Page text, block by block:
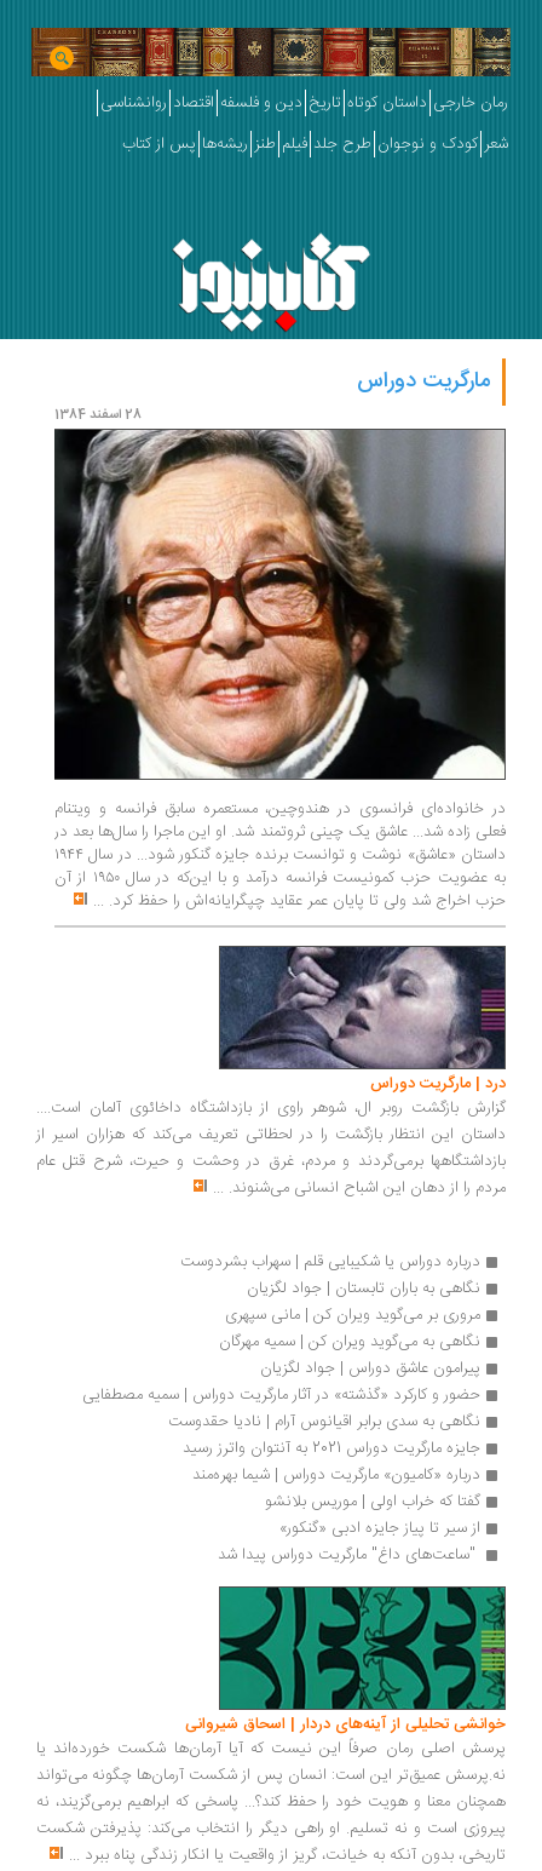
رمان خارجی داستان کوتاه تاریخ دین و فلسفه اقتصاد روانشناسی
شعر کودک و نوجوان طرح جلد فیلم طنز ریشه‌ها پس از کتاب
مارگریت دوراس
28 اسفند 1384
در خانواده‌ای فرانسوی در هندوچین، مستعمره سابق فرانسه و ویتنام
فعلی زاده شد... عاشق یک چینی ثروتمند شد. او این ماجرا را سال‌ها بعد در
داستان «عاشق» نوشت و توانست برنده جایزه گنکور شود... در سال ۱۹۴۴
به عضویت حزب کمونیست فرانسه درآمد و با این‌که در سال ۱۹۵۰ از آن
حزب اخراج شد ولی تا پایان عمر عقاید چپگرایانه‌اش را حفظ کرد. ...
درد | مارگریت دوراس
گزارش بازگشت روبر ال، شوهر راوی از بازداشتگاه داخائوی آلمان است....
داستان این انتظار بازگشت را در لحظاتی تعریف می‌کند که هزاران اسیر از
بازداشتگاهها برمی‌گردند و مردم، غرق در وحشت و حیرت، شرح قتل عام
مردم را از دهان این اشباح انسانی می‌شنوند. ...
درباره دوراس یا شکیبایی قلم | سهراب بشردوست
نگاهی به باران تابستان | جواد لگزیان
مروری بر می‌گوید ویران کن | مانی سپهری
نگاهی به می‌گوید ویران کن | سمیه مهرگان
پیرامون عاشق دوراس | جواد لگزیان
حضور و کارکرد «گذشته» در آثار مارگریت دوراس | سمیه مصطفایی
نگاهی به سدی برابر اقیانوس آرام | نادیا حقدوست
جایزه مارگریت دوراس 2021 به آنتوان واترز رسید
درباره «کامیون» مارگریت دوراس | شیما بهره‌مند
گفتا که خراب اولی | موریس بلانشو
از سیر تا پیاز جایزه‌ ادبی «گنکور»
"ساعت‌های داغ" مارگریت دوراس پیدا شد
خوانشی تحلیلی از آینه‌های دردار | اسحاق شیروانی
پرسش اصلی رمان صرفاً این نیست که آیا آرمان‌ها شکست خورده‌اند یا
نه.پرسش عمیق‌تر این است: انسان پس از شکست آرمان‌ها چگونه می‌تواند
همچنان معنا و هویت خود را حفظ کند؟... پاسخی که ابراهیم برمی‌گزیند، نه
پیروزی است و نه تسلیم. او راهی دیگر را انتخاب می‌کند: پذیرفتن شکست
تاریخی، بدون آنکه به خیانت، گریز از واقعیت یا انکار زندگی پناه ببرد ...